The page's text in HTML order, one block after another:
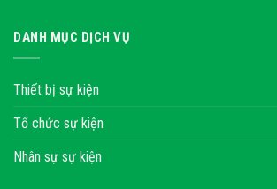
DANH MỤC DỊCH VỤ
Thiết bị sự kiện
Tổ chức sự kiện
Nhân sự sự kiện